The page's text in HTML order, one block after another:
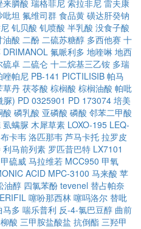
来膦酸 瑞格菲尼 索拉非尼 雷夫康
吡坦 氟维司群 食品黄 磺达肝癸钠
钆贝酸 钆喷酸 半乳酸 没食子酸
油酸 二酚 二硫苏糖醇 多西他赛 十
DRIMANOL 氟哌利多 地喹啉 地西
硫卓 二硫仑 十二烷基三乙铵 多瑞
唑帕尼 PB-141 PICTILISIB 帕马
草丹 茯苓酸 棕榈酸 棕榈油酸 帕吡
脲) PD 0325901 PD 173074 培美
酸 磷乳酸 亚磷酸 磷酸 邻苯二甲酸
虱螨脲 木犀草素 LOXO-195 LEQ-
卡韦 洛匹那韦 芦马卡托 拉罗皮
利马前列素 罗匹昔巴特 LX7101
甲硫威 马拉维若 MCC950 甲氧
ACID MPC-3100 马来酸 苹
油醇 四氯苯酚 tevenel 替占帕奈
噻吩那西林 噻吗洛尔 替吡
马多 喘乐普利 反-4-氯巴豆醇 曲前
酸 三甲胺盐酸盐 抗倒酯 三羟甲